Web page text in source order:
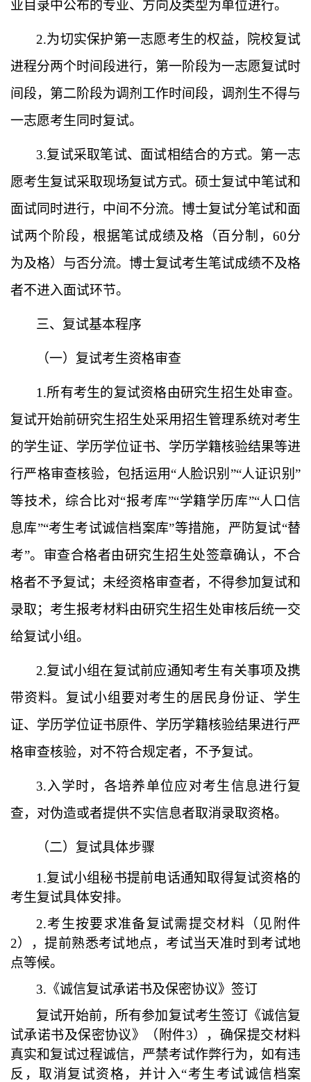
业目录中公布的专业、方向及类型为单位进行。
2.为切实保护第一志愿考生的权益，院校复试
进程分两个时间段进行，第一阶段为一志愿复试时
间段，第二阶段为调剂工作时间段，调剂生不得与
一志愿考生同时复试。
3.复试采取笔试、面试相结合的方式。第一志
愿考生复试采取现场复试方式。硕士复试中笔试和
面试同时进行，中间不分流。博士复试分笔试和面
试两个阶段，根据笔试成绩及格（百分制，60分
为及格）与否分流。博士复试考生笔试成绩不及格
者不进入面试环节。
三、复试基本程序
（一）复试考生资格审查
1.所有考生的复试资格由研究生招生处审查。
复试开始前研究生招生处采用招生管理系统对考生
的学生证、学历学位证书、学历学籍核验结果等进
行严格审查核验，包括运用“人脸识别 ”“人证识别”
等技术，综合比对“报考库”“学籍学历库”“人 口信
息库”“考生考试诚信档案库”等措施，严防复试“替
考”。 审查合格者由研究生招生处签章确认，不合
格者不予复试；未经资格审查者，不得参加复试和
录取；考生报考材料由研究生招生处审核后统一交
给复试小组。
2.复试小组在复试前应通知考生有关事项及携
带资料。复试小组要对考生的居民身份证、学生
证、学历学位证书原件、学历学籍核验结果进行严
格审查核验，对不符合规定者，不予复试。
3.入学时，各培养单位应对考生信息进行复
查，对伪造或者提供不实信息者取消录取资格。
（二）复试具体步骤
1.复试小组秘书提前电话通知取得复试资格的
考生复试具体安排。
2.考生按要求准备复试需提交材料（见附件
2），提前熟悉考试地点，考试当天准时到考试地
点等候。
3.《诚信复试承诺书及保密协议》签订
复试开始前，所有参加复试考生签订《诚信复
试承诺书及保密协议》
（ 附件3）
，确保提交材料
真实和复试过程诚信，严禁考试作弊行为，如有违
反，取消复试资格，并计入“考生考试诚信档案